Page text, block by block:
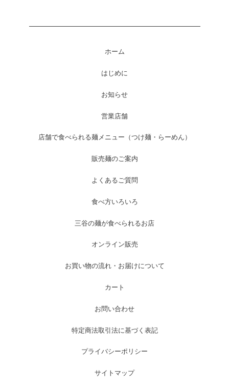
ホーム
はじめに
お知らせ
営業店舗
店舗で食べられる麺メニュー（つけ麺・らーめん）
販売麺のご案内
よくあるご質問
食べ方いろいろ
三谷の麺が食べられるお店
オンライン販売
お買い物の流れ・お届けについて
カート
お問い合わせ
特定商法取引法に基づく表記
プライバシーポリシー
サイトマップ